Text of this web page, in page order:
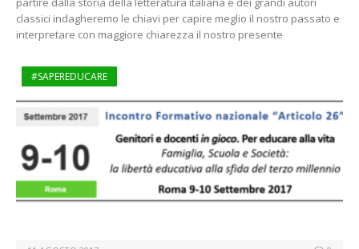
classici indagheremo le chiavi per capire meglio il nostro passato e
interpretare con maggiore chiarezza il nostro presente
#SAPEREDUCARE